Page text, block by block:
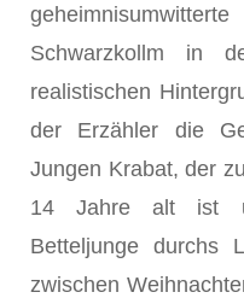
Schwarzkollm in
realistischen
der Erzähler die
Jungen Krabat, der
14 Jahre alt ist
Betteljunge durchs
zwischen